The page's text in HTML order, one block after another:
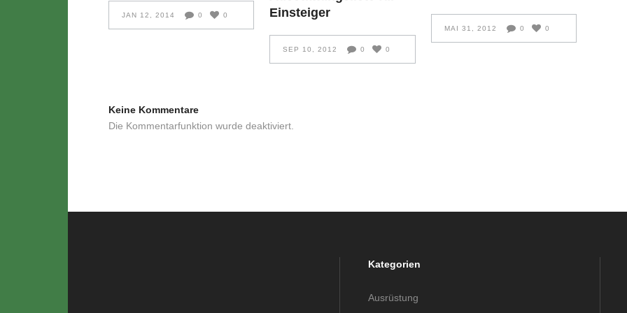
JAN 12, 2014 0 0
Einsteiger
SEP 10, 2012 0 0
MAI 31, 2012 0 0
Keine Kommentare
Die Kommentarfunktion wurde deaktiviert.
Kategorien
Ausrüstung